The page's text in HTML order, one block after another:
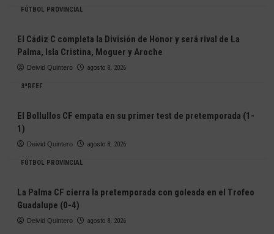
FÚTBOL PROVINCIAL
El Cádiz C completa la División de Honor y será rival de La
Palma, Isla Cristina, Moguer y Aroche
Deivid Quintero agosto 8, 2026
3ªRFEF
El Bollullos CF empata en su primer test de pretemporada (1-
1)
Deivid Quintero agosto 8, 2026
FÚTBOL PROVINCIAL
La Palma CF cierra la pretemporada con goleada en el Trofeo
Guadalupe (0-4)
Deivid Quintero agosto 8, 2026